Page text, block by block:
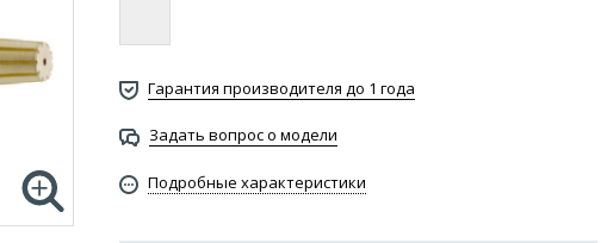
Гарантия производителя до 1 года
Задать вопрос о модели
Подробные характеристики